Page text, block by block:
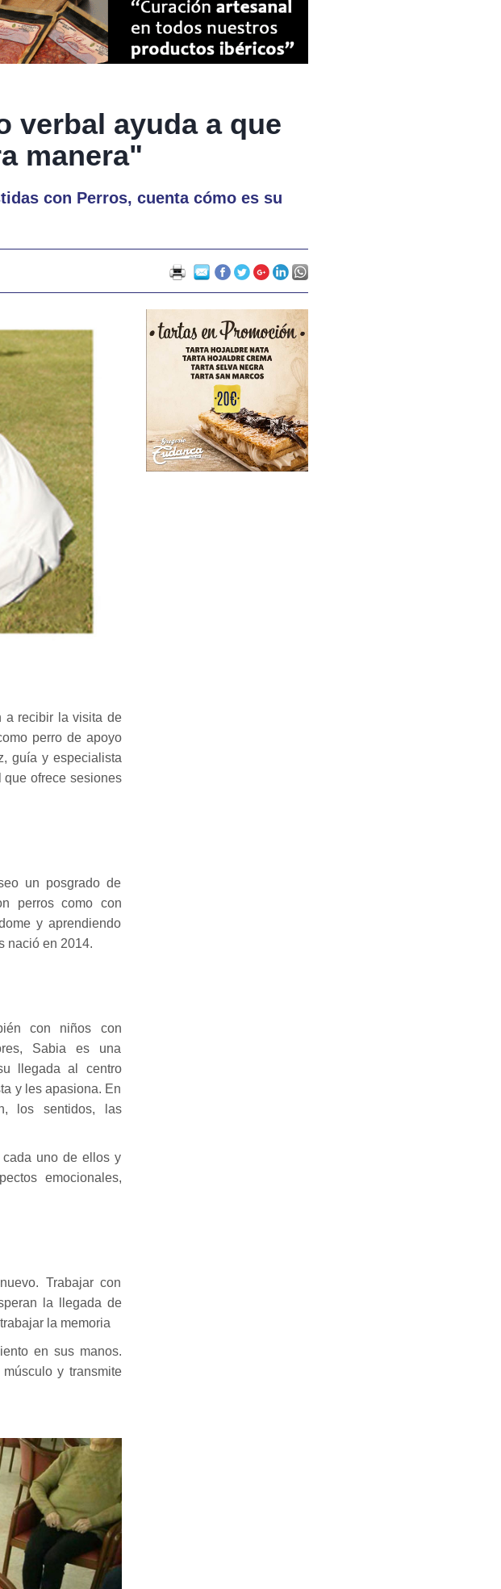
verbal ayuda a que
manera"
con Perros, cuenta cómo es su
a recibir la visita de
perro de apoyo
guía y especialista
que ofrece sesiones
un posgrado de
perros como con
y aprendiendo
nació en 2014.
con niños con
Sabia es una
llegada al centro
y les apasiona. En
los sentidos, las
uno de ellos y
emocionales,
Trabajar con
la llegada de
la memoria
en sus manos.
y transmite